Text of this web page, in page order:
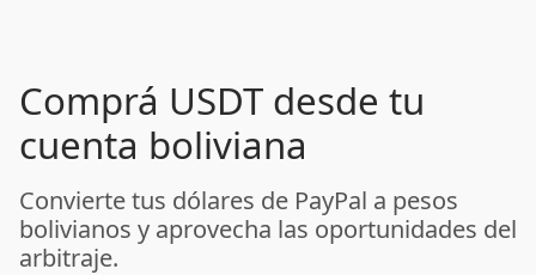
Comprá USDT desde tu
cuenta boliviana
Convierte tus dólares de PayPal a pesos
bolivianos y aprovecha las oportunidades del
arbitraje.